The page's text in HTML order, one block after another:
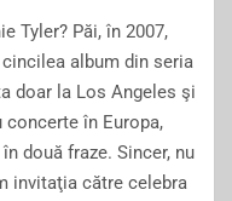
Tyler? Păi, în 2007,
album din seria
doar la Los Angeles şi
concerte în Europa,
două fraze. Sincer, nu
invitaţia către celebra